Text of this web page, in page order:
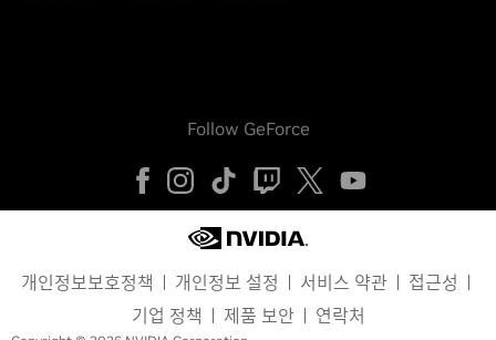
Follow GeForce
개인정보보호정책 개인정보 설정 서비스 약관
접근성
기업 정책
제품 보안 연락처